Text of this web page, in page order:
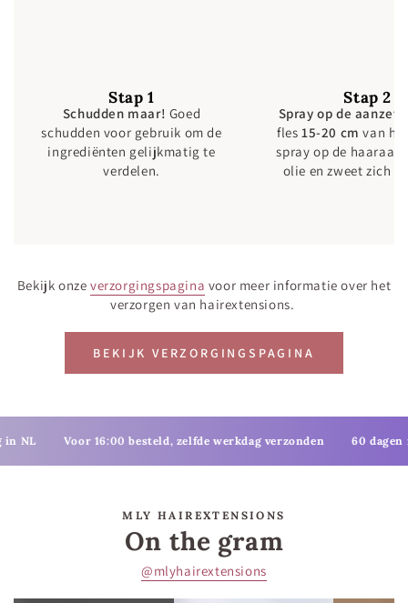
Stap 1
Schudden maar! Goed
schudden voor gebruik om de
ingrediënten gelijkmatig te
verdelen.
Stap 2
Spray op de aanzet.
fles15-20 cm van
spray op de
olie en zweet zich
Bekijk onze verzorgingspagina voor meer informatie over het
verzorgen van hairextensions.
BEKIJK VERZORGINGSPAGINA
Voor 16:00 besteld, zelfde werkdag verzonden 60 dagen
MLY HAIREXTENSIONS
On the gram
@mlyhairextensions